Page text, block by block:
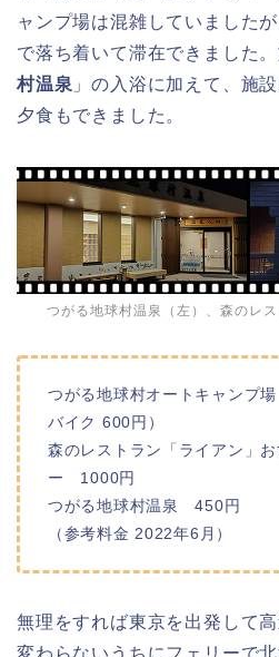
ャンプ場は混雑していました
で落ち着いて滞在できました
村温泉 」の入浴に加えて、施
夕食もできました。
つがる地球村温泉（左）、森のレ
つがる地球村オートキャンプ
バイク 600円）
森のレストラン「ライアン」
ー 1000円
つがる地球村温泉 450円
（参考料金 2022年6月）
無理をすれば東京を出発して
変わらないうちにフェリーで